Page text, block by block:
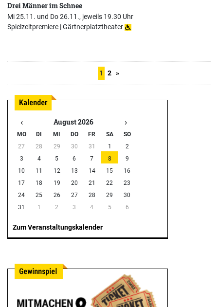
Drei Männer im Schnee
Mi 25.11. und Do 26.11., jeweils 19.30 Uhr
Spielzeitpremiere |Gärtnerplatztheater
1 2 »
‹ August 2026 ›
MO DI MI DO FR SA
SO
27
28 29 30 31 1
2
3
4 5 6 7 8
9
10
11 12 13 14 15
16
17
18 19 20 21 22
23
24
25 26 27 28 29
30
31
1 2 3 4 5 6
Zum Veranstaltungskalender